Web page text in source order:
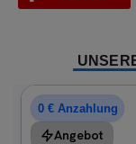
0 € Anzahlung
Angebot